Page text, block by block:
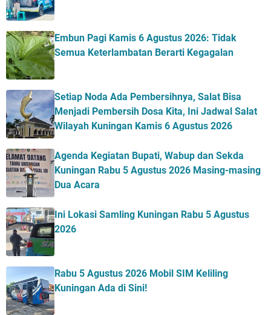
Embun Pagi Kamis 6 Agustus 2026: Tidak
Semua Keterlambatan Berarti Kegagalan
Setiap Noda Ada Pembersihnya, Salat Bisa
Menjadi Pembersih Dosa Kita, Ini Jadwal Salat
Wilayah Kuningan Kamis 6 Agustus 2026
Agenda Kegiatan Bupati, Wabup dan Sekda
Kuningan Rabu 5 Agustus 2026 Masing-masing
Dua Acara
Ini Lokasi Samling Kuningan Rabu 5 Agustus
2026
Rabu 5 Agustus 2026 Mobil SIM Keliling
Kuningan Ada di Sini!